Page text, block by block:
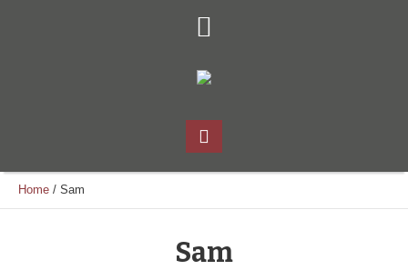
Home / Sam
Sam